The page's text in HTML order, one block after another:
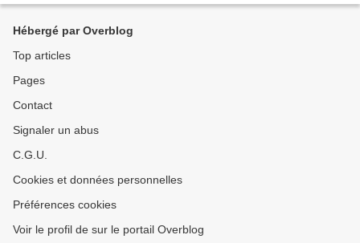
Hébergé par Overblog
Top articles
Pages
Contact
Signaler un abus
C.G.U.
Cookies et données personnelles
Préférences cookies
Voir le profil de sur le portail Overblog